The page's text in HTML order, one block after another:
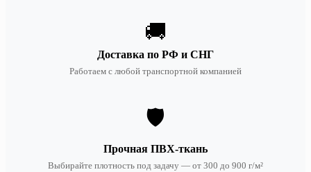
🚚
Доставка по РФ и СНГ
Работаем с любой транспортной компанией
🛡️
Прочная ПВХ-ткань
Выбирайте плотность под задачу — от 300 до 900 г/м²